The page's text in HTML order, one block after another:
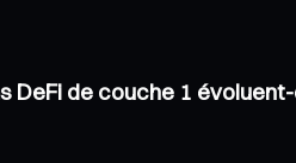
de couche 1